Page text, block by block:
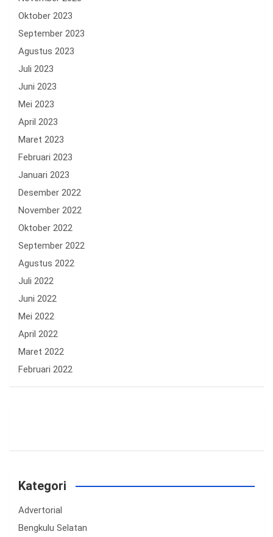
Oktober 2023
September 2023
Agustus 2023
Juli 2023
Juni 2023
Mei 2023
April 2023
Maret 2023
Februari 2023
Januari 2023
Desember 2022
November 2022
Oktober 2022
September 2022
Agustus 2022
Juli 2022
Juni 2022
Mei 2022
April 2022
Maret 2022
Februari 2022
Kategori
Advertorial
Bengkulu Selatan